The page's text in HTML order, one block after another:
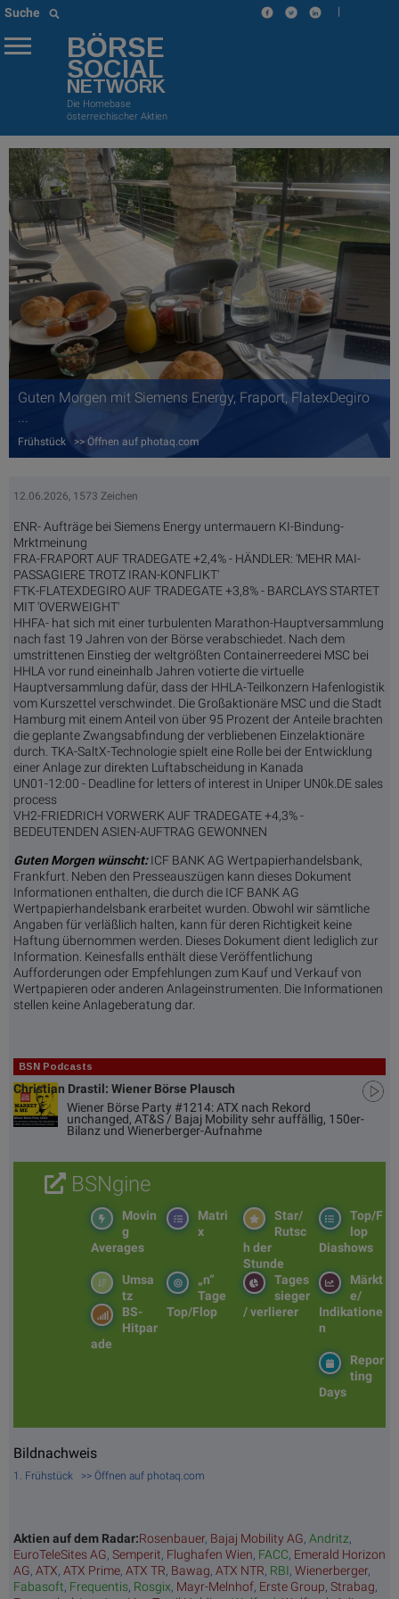
Suche |
BÖRSE
SOCIAL
NETWORK
Die Homebase
österreichischer Aktien
Guten Morgen mit Siemens Energy, Fraport, FlatexDegiro
...
Frühstück >> Öffnen auf photaq.com
12.06.2026, 1573 Zeichen
ENR- Aufträge bei Siemens Energy untermauern KI-Bindung-
Mrktmeinung
FRA-FRAPORT AUF TRADEGATE +2,4% - HÄNDLER: 'MEHR MAI-
PASSAGIERE TROTZ IRAN-KONFLIKT'
FTK-FLATEXDEGIRO AUF TRADEGATE +3,8% - BARCLAYS STARTET
MIT 'OVERWEIGHT'
HHFA- hat sich mit einer turbulenten Marathon-Hauptversammlung
nach fast 19 Jahren von der Börse verabschiedet. Nach dem
umstrittenen Einstieg der weltgrößten Containerreederei MSC bei
HHLA vor rund eineinhalb Jahren votierte die virtuelle
Hauptversammlung dafür, dass der HHLA-Teilkonzern Hafenlogistik
vom Kurszettel verschwindet. Die Großaktionäre MSC und die Stadt
Hamburg mit einem Anteil von über 95 Prozent der Anteile brachten
die geplante Zwangsabfindung der verbliebenen Einzelaktionäre
durch. TKA-SaltX-Technologie spielt eine Rolle bei der Entwicklung
einer Anlage zur direkten Luftabscheidung in Kanada
UN01-12:00 - Deadline for letters of interest in Uniper UN0k.DE sales
process
VH2-FRIEDRICH VORWERK AUF TRADEGATE +4,3% -
BEDEUTENDEN ASIEN-AUFTRAG GEWONNEN
Guten Morgen wünscht: ICF BANK AG Wertpapierhandelsbank,
Frankfurt. Neben den Presseauszügen kann dieses Dokument
Informationen enthalten, die durch die ICF BANK AG
Wertpapierhandelsbank erarbeitet wurden. Obwohl wir sämtliche
Angaben für verläßlich halten, kann für deren Richtigkeit keine
Haftung übernommen werden. Dieses Dokument dient lediglich zur
Information. Keinesfalls enthält diese Veröffentlichung
Aufforderungen oder Empfehlungen zum Kauf und Verkauf von
Wertpapieren oder anderen Anlageinstrumenten. Die Informationen
stellen keine Anlageberatung dar.
BSN Podcasts
Christian Drastil: Wiener Börse Plausch
Wiener Börse Party #1214: ATX nach Rekord
unchanged, AT&S / Bajaj Mobility sehr auffällig, 150er-
Bilanz und Wienerberger-Aufnahme
BSNgine
Top/F
lop
Diashows
Star/
Rutsc
h der
Stunde
Matri
x
Movin
g
Averages
Märkt
e/
Indikatione
n
Tages
sieger
/ verlierer
„n“
Tage
Top/Flop
Umsa
tz
BS-
Hitpar
ade
Repor
ting
Days
Bildnachweis
1. Frühstück >> Öffnen auf photaq.com
Aktien auf dem Radar:Rosenbauer, Bajaj Mobility AG, Andritz,
EuroTeleSites AG, Semperit, Flughafen Wien, FACC, Emerald Horizon
AG, ATX, ATX Prime, ATX TR, Bawag, ATX NTR, RBI, Wienerberger,
Fabasoft, Frequentis, Rosgix, Mayr-Melnhof, Erste Group, Strabag,